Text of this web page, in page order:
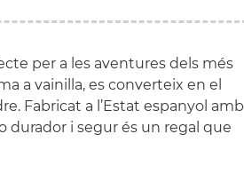
per a les aventures dels més
a vainilla, es converteix en el
Fabricat a l’Estat espanyol amb
durador i segur és un regal que